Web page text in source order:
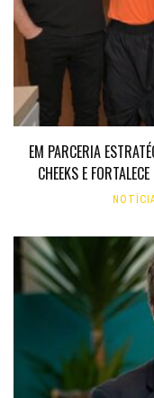
EM PARCERIA
CHEEKS E